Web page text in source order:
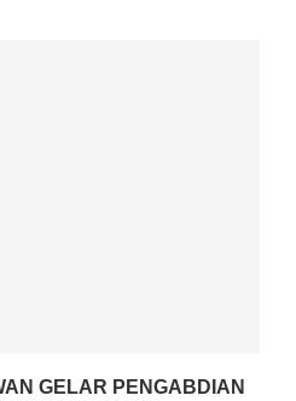
GELAR PENGABDIAN